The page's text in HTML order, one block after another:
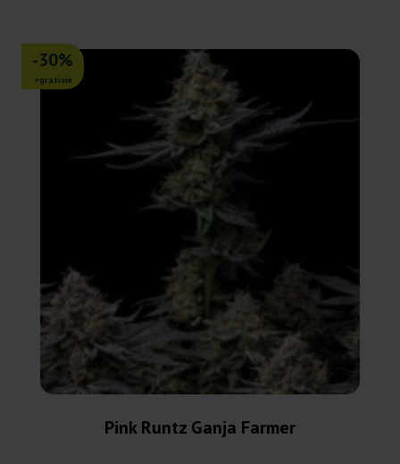
-30%
+gratisie
Pink Runtz Ganja Farmer